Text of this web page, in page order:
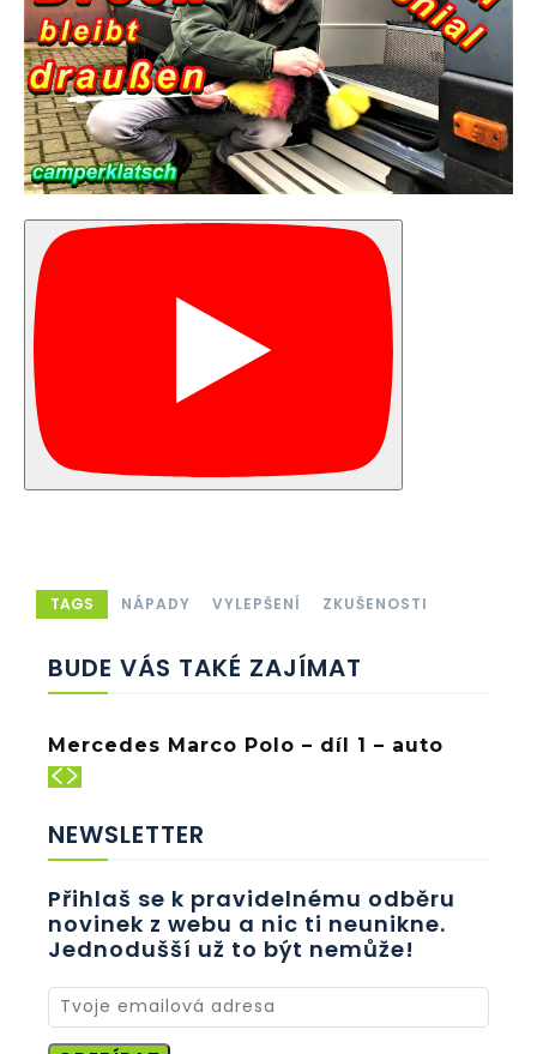
TAGS NÁPADY VYLEPŠENÍ ZKUŠENOSTI
BUDE VÁS TAKÉ ZAJÍMAT
Mercedes Marco Polo – díl 1 – auto
NEWSLETTER
Přihlaš se k pravidelnému odběru
novinek z webu a nic ti neunikne.
Jednodušší už to být nemůže!